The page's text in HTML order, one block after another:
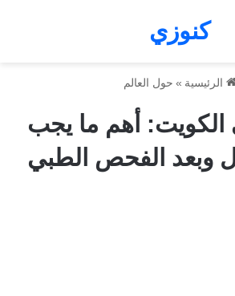
كنوزي
الرئيسية » حول العالم
الكويت: أهم ما يجب
وبعد الفحص الطبي